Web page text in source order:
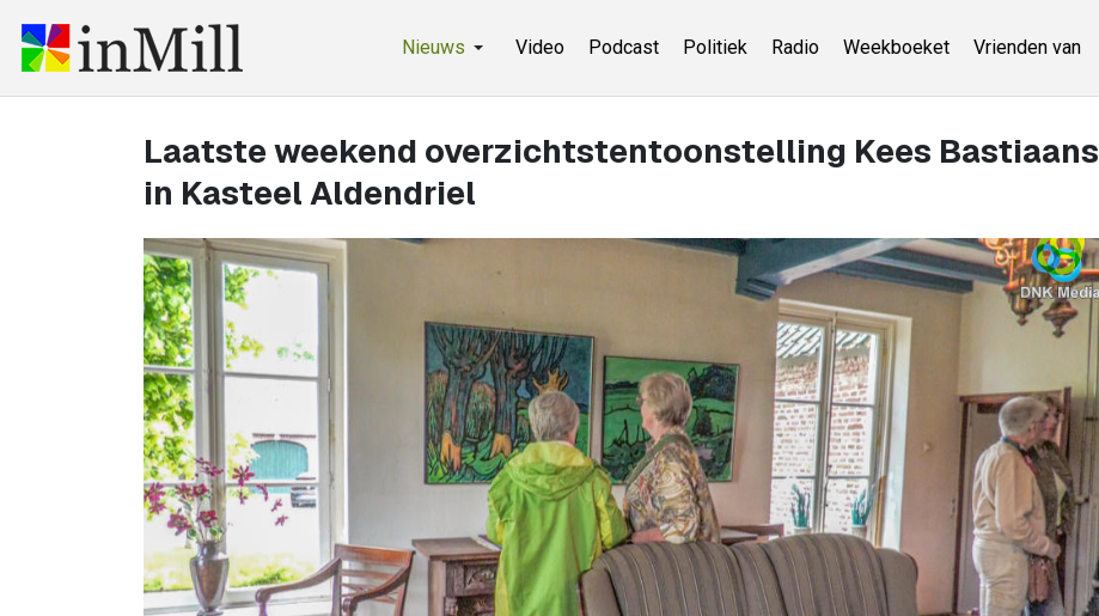
Nieuws Video Podcast Politiek Radio Weekboeket Vrienden van
Laatste weekend overzichtstentoonstelling Kees Bastiaans
in Kasteel Aldendriel